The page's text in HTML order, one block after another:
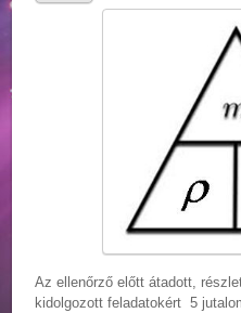
Az ellenőrző előtt átadott,
kidolgozott feladatokért 5